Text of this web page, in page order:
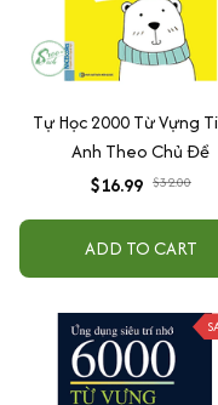
Tự Học 2000 Từ Vựng
Anh Theo Chủ Đề
$16.99 $32.00
ADD TO CART